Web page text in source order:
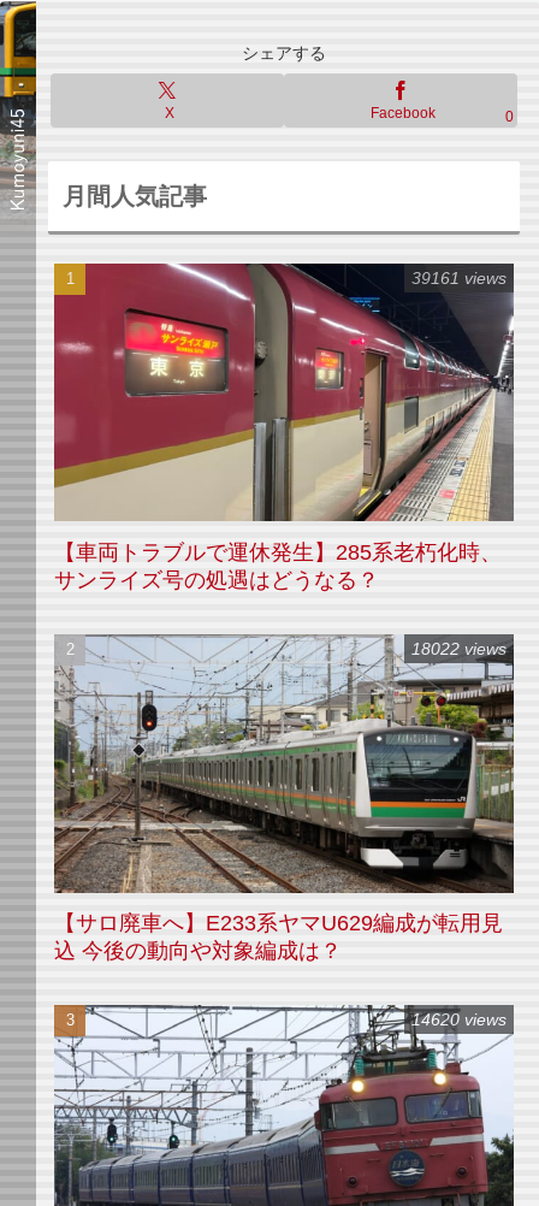
シェアする
X Facebook 0
月間人気記事
【車両トラブルで運休発生】285系老朽化時、
サンライズ号の処遇はどうなる？
39161 views
【サロ廃車へ】E233系ヤマU629編成が転用見
込 今後の動向や対象編成は？
18022 views
14620 views